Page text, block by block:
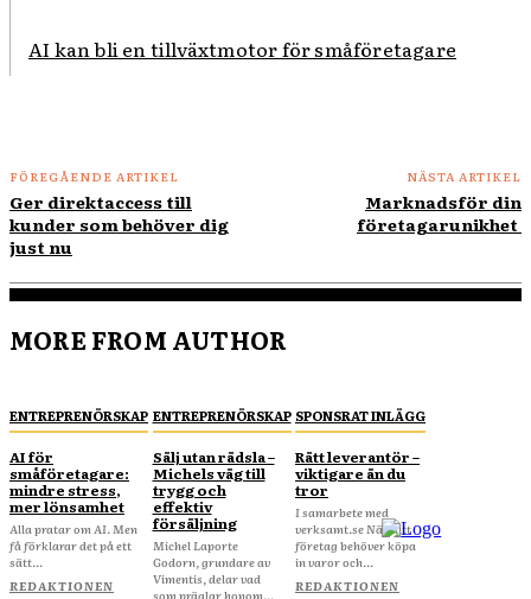
AI kan bli en tillväxtmotor för småföretagare
FÖREGÅENDE ARTIKEL
Ger direktaccess till
kunder som behöver dig
just nu
NÄSTA ARTIKEL
Marknadsför din
företagarunikhet
MORE FROM AUTHOR
ENTREPRENÖRSKAP
AI för
småföretagare:
mindre stress,
mer lönsamhet
Alla pratar om AI. Men
få förklarar det på ett
sätt...
REDAKTIONEN
ENTREPRENÖRSKAP
Sälj utan rädsla –
Michels väg till
trygg och
effektiv
försäljning
Michel Laporte
Godorn, grundare av
Vimentis, delar vad
som präglar honom...
SPONSRAT INLÄGG
Rätt leverantör –
viktigare än du
tror
I samarbete med
verksamt.se När ditt
företag behöver köpa
in varor och...
REDAKTIONEN